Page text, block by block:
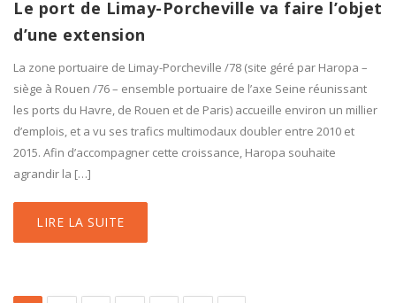
Le port de Limay-Porcheville va faire l’objet
d’une extension
La zone portuaire de Limay-Porcheville /78 (site géré par Haropa –
siège à Rouen /76 – ensemble portuaire de l’axe Seine réunissant
les ports du Havre, de Rouen et de Paris) accueille environ un millier
d’emplois, et a vu ses trafics multimodaux doubler entre 2010 et
2015. Afin d’accompagner cette croissance, Haropa souhaite
agrandir la […]
LIRE LA SUITE